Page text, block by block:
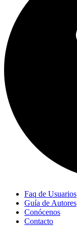
Faq de Usuarios
Guía de Autores
Conócenos
Contacto